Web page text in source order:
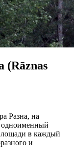
(Rāznas
Разна, на
одноименный
в каждый
и